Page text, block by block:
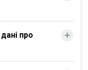
про